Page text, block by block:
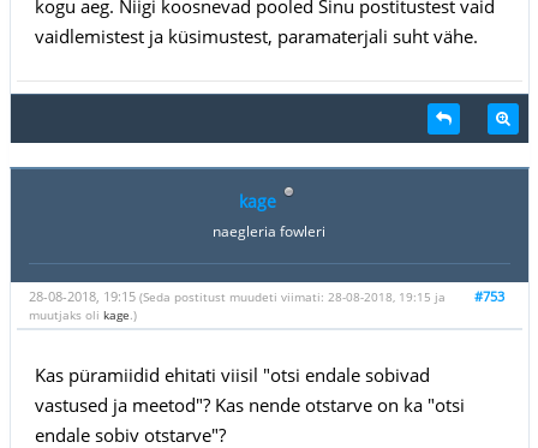
kogu aeg. Niigi koosnevad pooled Sinu postitustest vaid
vaidlemistest ja küsimustest, paramaterjali suht vähe.
kage
naegleria fowleri
#753
28-08-2018, 19:15 (Seda postitust muudeti viimati: 28-08-2018, 19:15 ja
muutjaks oli kage .)
Kas püramiidid ehitati viisil "otsi endale sobivad
vastused ja meetod"? Kas nende otstarve on ka "otsi
endale sobiv otstarve"?